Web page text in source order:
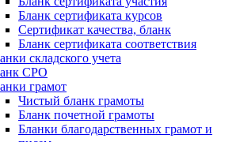
Бланк сертификата курсов
Сертификат качества, бланк
Бланк сертификата соответствия
складского учета
СРО
грамот
Чистый бланк грамоты
Бланк почетной грамоты
Бланки благодарственных грамот и